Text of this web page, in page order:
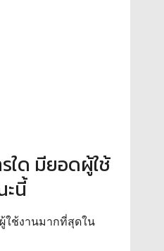
ใด มียอดผู้ใช้
นี้
ใช้งานมากที่สุดใน